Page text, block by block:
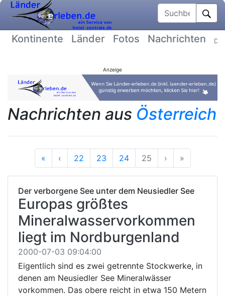
Suchbegriff
Kontinente Länder Fotos Nachrichten
Anzeige
Nachrichten aus Österreich
« Anfang
‹Vorherige
22 23 24 25 ›Nächste
»Ende
Der verborgene See unter dem Neusiedler See
Europas größtes
Mineralwasservorkommen
liegt im Nordburgenland
2000-07-03 09:04:00
Eigentlich sind es zwei getrennte Stockwerke, in
denen am Neusiedler See Mineralwässer
vorkommen. Das obere reicht in etwa 150 Metern